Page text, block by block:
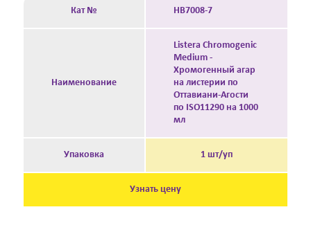
Кат № HB7008-7
Наименование
Listera Chromogenic
Medium -
Хромогенный агар
на листерии по
Оттавиани-Агости
по ISO11290 на 1000
мл
Упаковка 1 шт/уп
Узнать цену